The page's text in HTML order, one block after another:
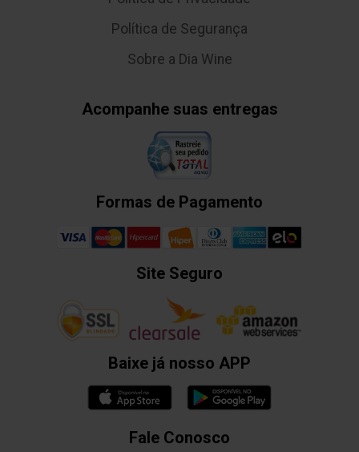
Política de Segurança
Sobre a Dia Wine
Acompanhe suas entregas
Formas de Pagamento
Site Seguro
Baixe já nosso APP
Fale Conosco